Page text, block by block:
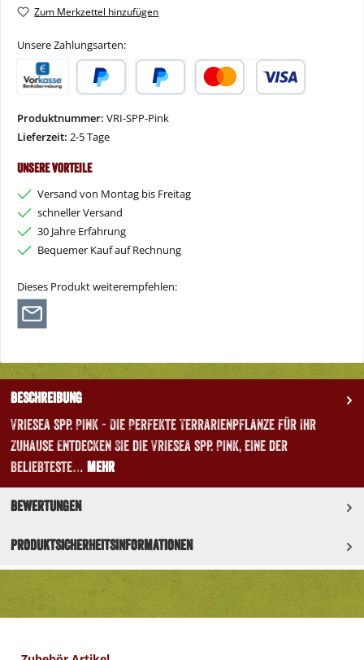
Zum Merkzettel hinzufügen
Unsere Zahlungsarten:
Produktnummer: VRI-SPP-Pink
Lieferzeit: 2-5 Tage
Unsere Vorteile
Versand von Montag bis Freitag
schneller Versand
30 Jahre Erfahrung
Bequemer Kauf auf Rechnung
Dieses Produkt weiterempfehlen:
Beschreibung
Vriesea spp. Pink - Die Perfekte Terrarienpflanze für Ihr
Zuhause Entdecken Sie die Vriesea spp. Pink, eine der
beliebteste… Mehr
Bewertungen
Produktsicherheitsinformationen
Produktgalerie überspringen